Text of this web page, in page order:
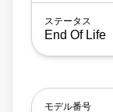
End Of Life